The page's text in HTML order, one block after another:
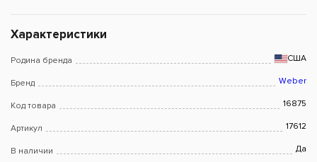
Характеристики
Родина бренда США
Бренд Weber
Код товара 16875
Артикул 17612
В наличии Да